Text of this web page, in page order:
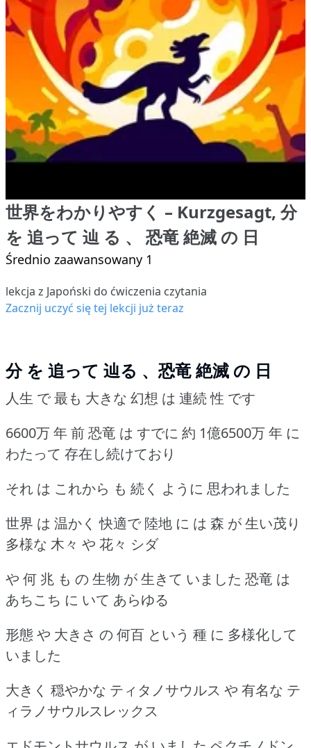
世界をわかりやすく – Kurzgesagt, 分
を 追って 辿 る 、 恐竜 絶滅 の 日
Średnio zaawansowany 1
lekcja z Japoński do ćwiczenia czytania
Zacznij uczyć się tej lekcji już teraz
分 を 追って 辿る 、恐竜 絶滅 の 日
人生 で 最も 大きな 幻想 は 連続 性 です
6600万 年 前 恐竜 は すでに 約 1億6500万 年 に
わたって 存在し続けており
それ は これから も 続く ように 思われました
世界 は 温かく 快適で 陸地 に は 森 が 生い茂り
多様な 木々 や 花々 シダ
や 何 兆 も の 生物 が 生きて いました 恐竜 は
あちこち に いて あらゆる
形態 や 大きさ の 何百 という 種 に 多様化して
いました
大きく 穏やかな ティタノサウルス や 有名な テ
ィラノサウルスレックス